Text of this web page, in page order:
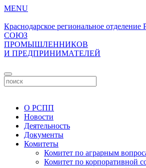
MENU
Краснодарское региональное отделение
СОЮЗ
ПРОМЫШЛЕННИКОВ
И ПРЕДПРИНИМАТЕЛЕЙ
О РСПП
Новости
Деятельность
Документы
Комитеты
Комитет по аграрным
Комитет по корпоративной